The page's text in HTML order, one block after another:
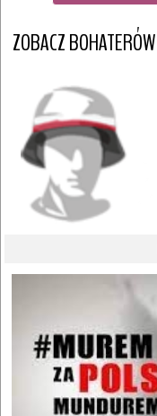
ZOBACZ BOHATERÓW